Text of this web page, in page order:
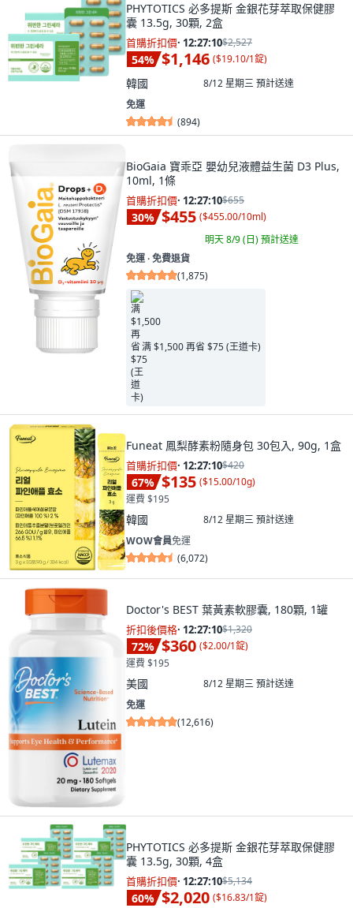
PHYTOTICS 必多提斯 金銀花芽萃取保健膠
囊 13.5g, 30顆, 2盒
首購折扣價· 12:27:09$2,527
54% $1,146 ($19.10/1錠)
韓國 8/12 星期三預計送達
免運
(894)
BioGaia 寶乖亞 嬰幼兒液體益生菌 D3 Plus,
10ml, 1條
首購折扣價· 12:27:09$655
30% $455 ($455.00/10ml)
明天 8/9 (日)預計送達
免運 ∙ 免費退貨
(1,875)
满 $1,500 再省 $75 (王道卡)
Funeat 鳳梨酵素粉隨身包 30包入, 90g, 1盒
首購折扣價· 12:27:09$420
67% $135 ($15.00/10g)
運費 $195
韓國 8/12 星期三預計送達
WOW會員免運
(6,072)
Doctor's BEST 葉黃素軟膠囊, 180顆, 1罐
折扣後價格· 12:27:09$1,320
72% $360 ($2.00/1錠)
運費 $195
美國 8/12 星期三預計送達
免運
(12,616)
PHYTOTICS 必多提斯 金銀花芽萃取保健膠
囊 13.5g, 30顆, 4盒
首購折扣價· 12:27:09$5,134
60% $2,020 ($16.83/1錠)